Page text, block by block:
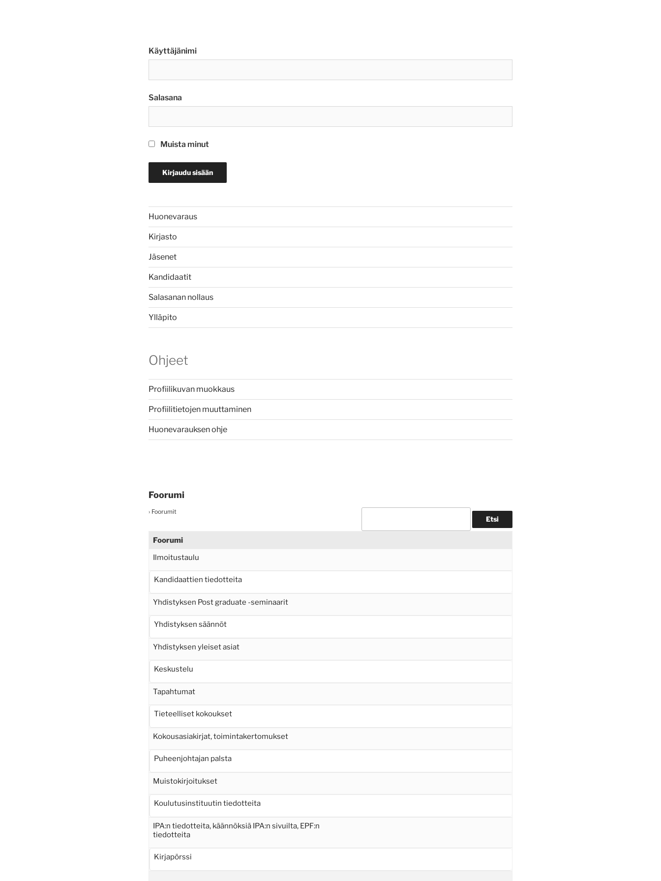
Käyttäjänimi
Salasana
Muista minut
Huonevaraus
Kirjasto
Jäsenet
Kandidaatit
Salasanan nollaus
Ylläpito
Ohjeet
Profiilikuvan muokkaus
Profiilitietojen muuttaminen
Huonevarauksen ohje
Foorumi
› Foorumit
Foorumi
Ilmoitustaulu
Kandidaattien tiedotteita
Yhdistyksen Post graduate -seminaarit
Yhdistyksen säännöt
Yhdistyksen yleiset asiat
Keskustelu
Tapahtumat
Tieteelliset kokoukset
Kokousasiakirjat, toimintakertomukset
Puheenjohtajan palsta
Muistokirjoitukset
Koulutusinstituutin tiedotteita
IPA:n tiedotteita, käännöksiä IPA:n sivuilta, EPF:n
tiedotteita
Kirjapörssi